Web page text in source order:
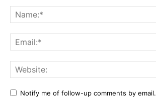
Notify me of follow-up comments by email.